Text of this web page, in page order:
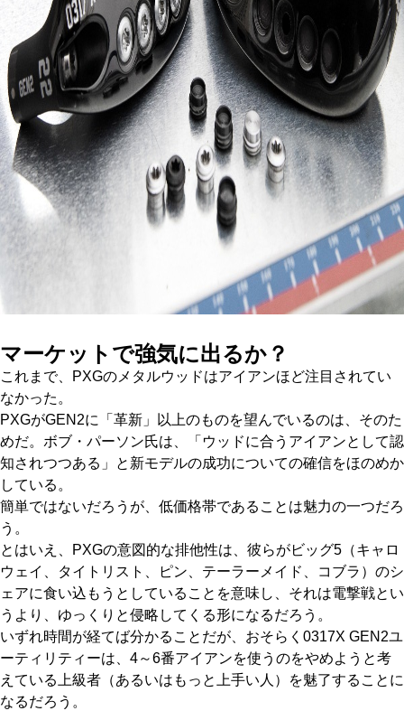
マーケットで強気に出るか？
これまで、PXGのメタルウッドはアイアンほど注目されてい
なかった。
PXGがGEN2に「革新」以上のものを望んでいるのは、そのた
めだ。ボブ・パーソン氏は、「ウッドに合うアイアンとして認
知されつつある」と新モデルの成功についての確信をほのめか
している。
簡単ではないだろうが、低価格帯であることは魅力の一つだろ
う。
とはいえ、PXGの意図的な排他性は、彼らがビッグ5（キャロ
ウェイ、タイトリスト、ピン、テーラーメイド、コブラ）のシ
ェアに食い込もうとしていることを意味し、それは電撃戦とい
うより、ゆっくりと侵略してくる形になるだろう。
いずれ時間が経てば分かることだが、おそらく0317X GEN2ユ
ーティリティーは、4～6番アイアンを使うのをやめようと考
えている上級者（あるいはもっと上手い人）を魅了することに
なるだろう。